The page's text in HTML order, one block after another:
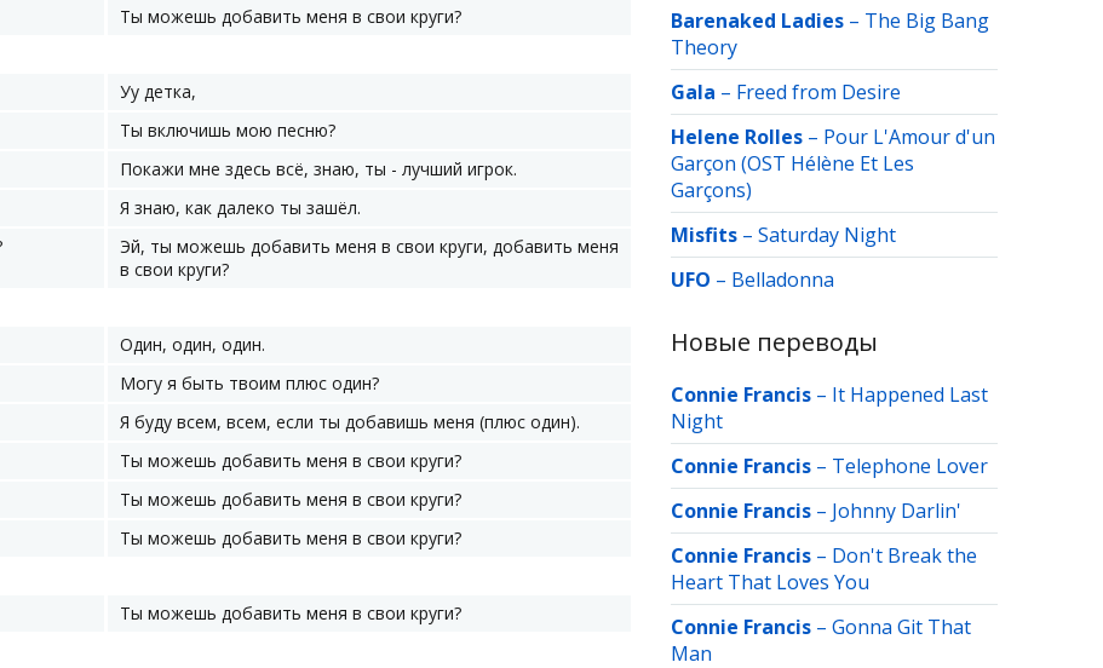
Ты можешь добавить меня в свои круги?
Уу детка,
Ты включишь мою песню?
Покажи мне здесь всё, знаю, ты - лучший игрок.
Я знаю, как далеко ты зашёл.
Эй, ты можешь добавить меня в свои круги, добавить меня
в свои круги?
Один, один, один.
Могу я быть твоим плюс один?
Я буду всем, всем, если ты добавишь меня (плюс один).
Ты можешь добавить меня в свои круги?
Ты можешь добавить меня в свои круги?
Ты можешь добавить меня в свои круги?
Ты можешь добавить меня в свои круги?
Barenaked Ladies – The Big Bang
Theory
Gala – Freed from Desire
Helene Rolles – Pour L'Amour d'un
Garçon (OST Hélène Et Les
Garçons)
Misfits – Saturday Night
UFO – Belladonna
Новые переводы
Connie Francis – It Happened Last
Night
Connie Francis – Telephone Lover
Connie Francis – Johnny Darlin'
Connie Francis – Don't Break the
Heart That Loves You
Connie Francis – Gonna Git That
Man